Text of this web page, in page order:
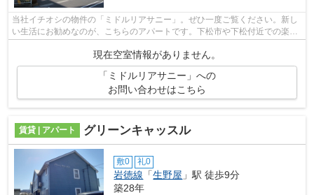
当社イチオシの物件の「ミドルリアサニー」。ぜひ一度ご覧ください。新し
い生活にお勧めなのが、こちらのアパートです。下松市や下松付近での楽し
現在空室情報がありません。
「ミドルリアサニー」への
お問い合わせはこちら
賃貸 | アパート グリーンキャッスル
敷0 礼0
岩徳線 「生野屋 」駅 徒歩9分
築28年